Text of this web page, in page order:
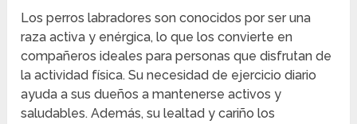
Los perros labradores son conocidos por ser una
raza activa y enérgica, lo que los convierte en
compañeros ideales para personas que disfrutan de
la actividad física. Su necesidad de ejercicio diario
ayuda a sus dueños a mantenerse activos y
saludables. Además, su lealtad y cariño los